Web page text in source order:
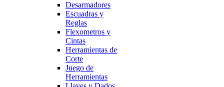
Desarmadores
Escuadras y
Reglas
Flexometros y
Cintas
Herramientas de
Corte
Juego de
Herramientas